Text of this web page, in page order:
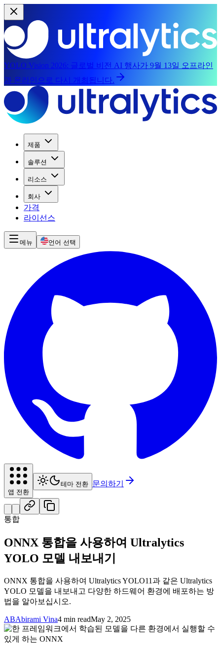
YOLO Vision 2026: 글로벌 비전 AI 행사가 9월 13일 오프라인
과 온라인으로 다시 개최됩니다.
제품
솔루션
리소스
회사
가격
라이선스
메뉴 언어 선택
앱 전환
테마 전환 문의하기
통합
ONNX 통합을 사용하여 Ultralytics
YOLO 모델 내보내기
ONNX 통합을 사용하여 Ultralytics YOLO11과 같은 Ultralytics
YOLO 모델을 내보내고 다양한 하드웨어 환경에 배포하는 방
법을 알아보십시오.
ABAbirami Vina4 min readMay 2, 2025